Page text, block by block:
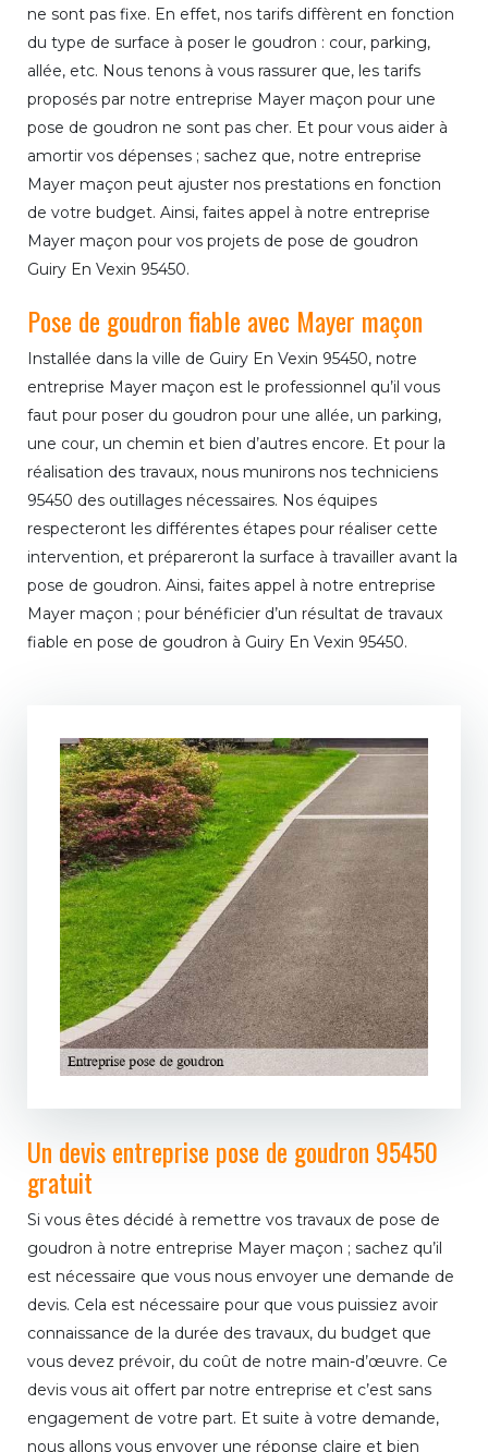
ne sont pas fixe. En effet, nos tarifs diffèrent en fonction
du type de surface à poser le goudron : cour, parking,
allée, etc. Nous tenons à vous rassurer que, les tarifs
proposés par notre entreprise Mayer maçon pour une
pose de goudron ne sont pas cher. Et pour vous aider à
amortir vos dépenses ; sachez que, notre entreprise
Mayer maçon peut ajuster nos prestations en fonction
de votre budget. Ainsi, faites appel à notre entreprise
Mayer maçon pour vos projets de pose de goudron
Guiry En Vexin 95450.
Pose de goudron fiable avec Mayer maçon
Installée dans la ville de Guiry En Vexin 95450, notre
entreprise Mayer maçon est le professionnel qu’il vous
faut pour poser du goudron pour une allée, un parking,
une cour, un chemin et bien d’autres encore. Et pour la
réalisation des travaux, nous munirons nos techniciens
95450 des outillages nécessaires. Nos équipes
respecteront les différentes étapes pour réaliser cette
intervention, et prépareront la surface à travailler avant la
pose de goudron. Ainsi, faites appel à notre entreprise
Mayer maçon ; pour bénéficier d’un résultat de travaux
fiable en pose de goudron à Guiry En Vexin 95450.
Un devis entreprise pose de goudron 95450
gratuit
Si vous êtes décidé à remettre vos travaux de pose de
goudron à notre entreprise Mayer maçon ; sachez qu’il
est nécessaire que vous nous envoyer une demande de
devis. Cela est nécessaire pour que vous puissiez avoir
connaissance de la durée des travaux, du budget que
vous devez prévoir, du coût de notre main-d’œuvre. Ce
devis vous ait offert par notre entreprise et c’est sans
engagement de votre part. Et suite à votre demande,
nous allons vous envoyer une réponse claire et bien